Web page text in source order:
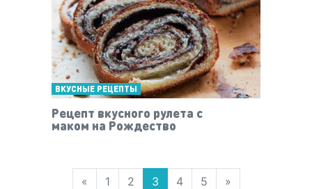
ВКУСНЫЕ РЕЦЕПТЫ
Рецепт вкусного рулета с
маком на Рождество
« 1 2 3 4 5 »